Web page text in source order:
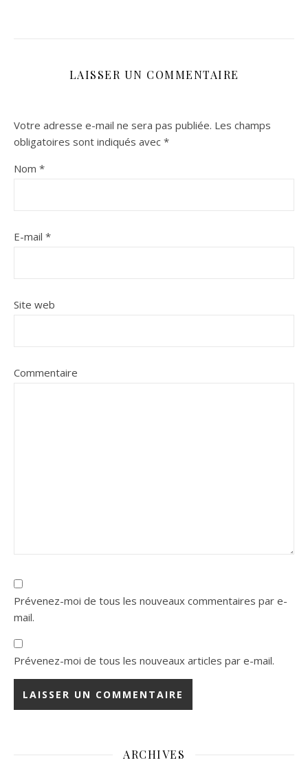
LAISSER UN COMMENTAIRE
Votre adresse e-mail ne sera pas publiée. Les champs
obligatoires sont indiqués avec *
Nom *
E-mail *
Site web
Commentaire
Prévenez-moi de tous les nouveaux commentaires par e-
mail.
Prévenez-moi de tous les nouveaux articles par e-mail.
ARCHIVES